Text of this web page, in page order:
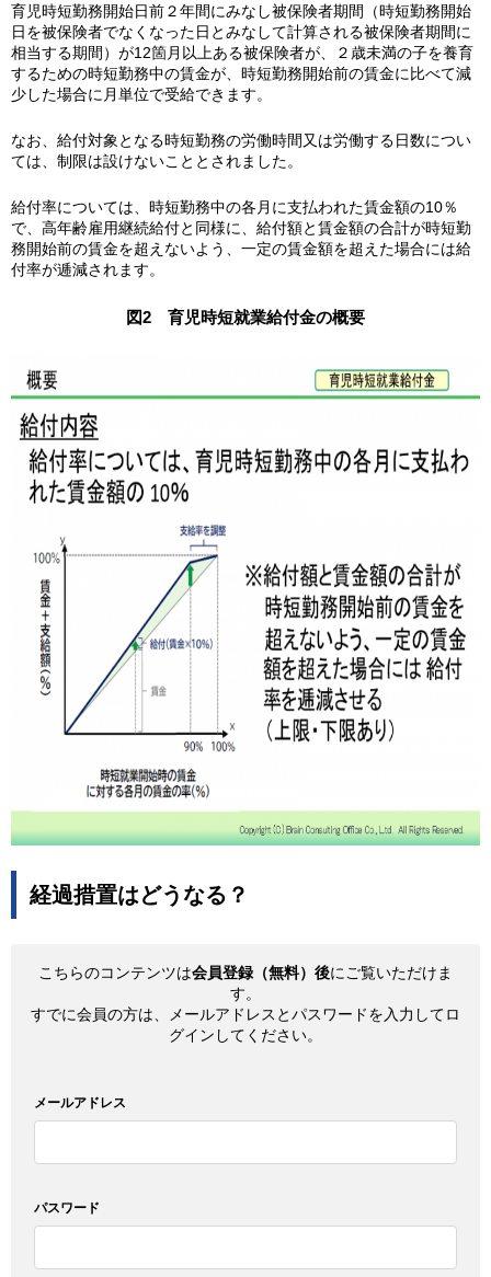
育児時短勤務開始日前２年間にみなし被保険者期間（時短勤務開始
日を被保険者でなくなった日とみなして計算される被保険者期間に
相当する期間）が12箇月以上ある被保険者が、２歳未満の子を養育
するための時短勤務中の賃金が、時短勤務開始前の賃金に比べて減
少した場合に月単位で受給できます。
なお、給付対象となる時短勤務の労働時間又は労働する日数につい
ては、制限は設けないこととされました。
給付率については、時短勤務中の各月に支払われた賃金額の10％
で、高年齢雇用継続給付と同様に、給付額と賃金額の合計が時短勤
務開始前の賃金を超えないよう、一定の賃金額を超えた場合には給
付率が逓減されます。
図2 育児時短就業給付金の概要
経過措置はどうなる？
こちらのコンテンツは会員登録（無料）後にご覧いただけま
す。
すでに会員の方は、メールアドレスとパスワードを入力してロ
グインしてください。
メールアドレス
パスワード